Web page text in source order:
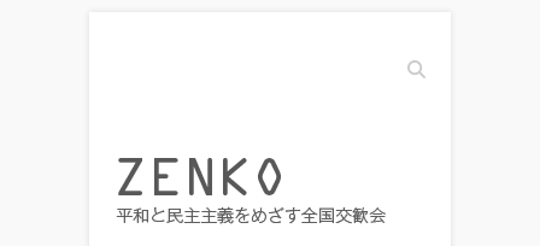
Search